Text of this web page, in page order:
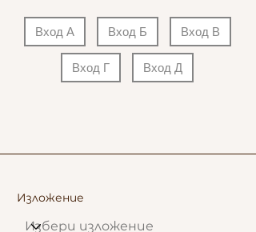
Изложение
Вход А Вход Б Вход В
Вход Г Вход Д